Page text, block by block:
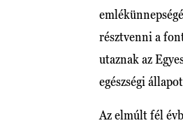
résztvenni a
utaznak az
egészségi
Az elmúlt fél